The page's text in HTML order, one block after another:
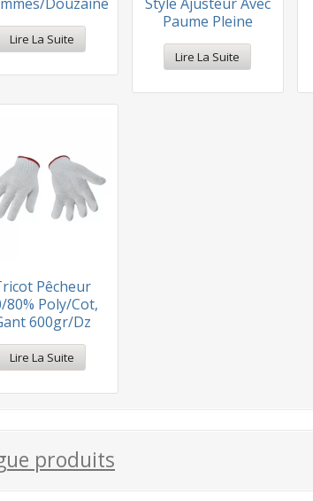
Lire La Suite
Paume Pleine
Lire La Suite
Pêcheur
80% Poly/cot,
600gr/dz
Lire La Suite
produits
facebook